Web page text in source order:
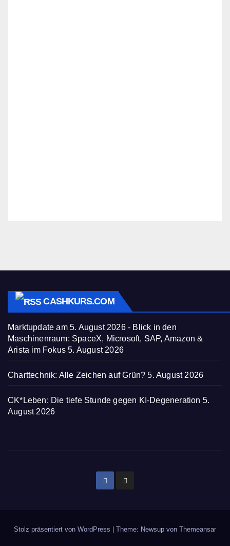
CASHKURS.COM
Marktupdate am 5. August 2026 - Blick in den
Maschinenraum: SpaceX, Microsoft, SAP, Amazon &
Arista im Fokus 5. August 2026
Charttechnik: Alle Zeichen auf Grün? 5. August 2026
CK*Leben: Die tiefe Stunde gegen KI-Degeneration 5.
August 2026
Stolz präsentiert von WordPress | Theme: Newsup von Themeansar